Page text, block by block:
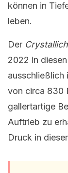
können in
leben.
Der
2022 in
ausschließlich
von circa 830
gallertartige
Auftrieb zu
Druck in